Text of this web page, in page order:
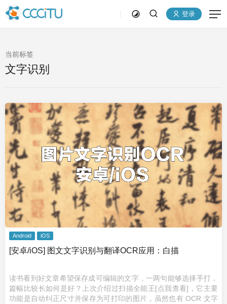
登录
当前标签
文字识别
Android iOS
[安卓/iOS] 图文文字识别与翻译OCR应用：白描
读书看到好文章希望保存成可编辑的文字，一两句能够选择手打，
篇幅比较长如何是好？上次介绍过扫描全能王[点我查看]，它主要
功能是自动纠正尺寸并保存为可打印的图片，虽然也有 OCR 文字